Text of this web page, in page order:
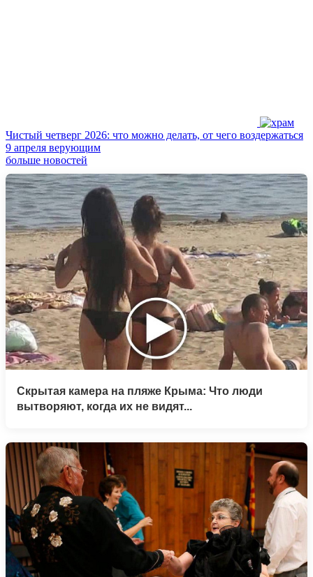
Чистый четверг 2026: что можно делать, от чего воздержаться
9 апреля верующим
больше новостей
Скрытая камера на пляже Крыма: Что люди
вытворяют, когда их не видят...